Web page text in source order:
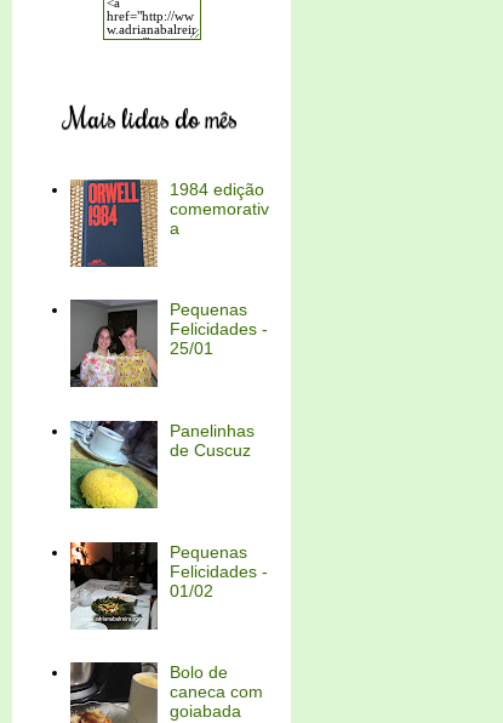
Mais lidas do mês
1984 edição
comemorativ
a
Pequenas
Felicidades -
25/01
Panelinhas
de Cuscuz
Pequenas
Felicidades -
01/02
Bolo de
caneca com
goiabada